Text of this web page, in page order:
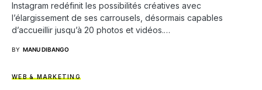
Instagram redéfinit les possibilités créatives avec
l’élargissement de ses carrousels, désormais capables
d’accueillir jusqu’à 20 photos et vidéos.…
BY MANU DIBANGO
WEB & MARKETING